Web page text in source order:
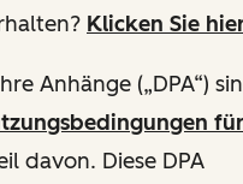
? Klicken Sie
Anhänge („DPA“)
für
davon. Diese DPA